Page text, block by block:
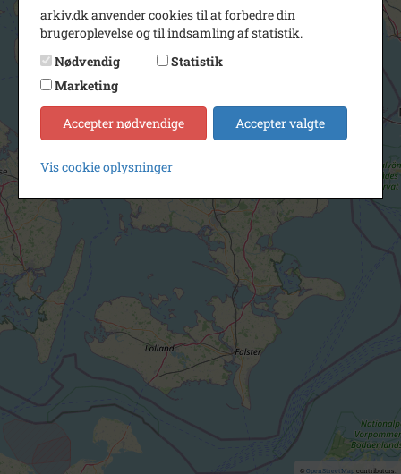
© OpenStreetMapcontributors.
arkiv.dk anvender cookies til at forbedre din
brugeroplevelse og til indsamling af statistik.
Nødvendig
Statistik
Marketing
Accepter nødvendige Accepter valgte
Vis cookie oplysninger